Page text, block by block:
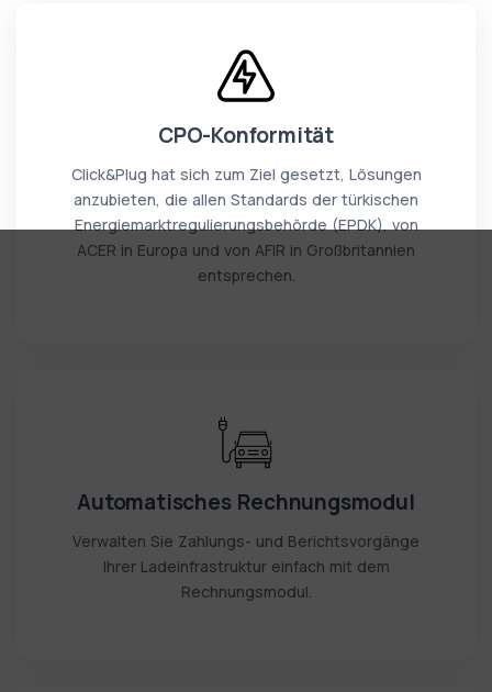
CPO-Konformität
Click&Plug hat sich zum Ziel gesetzt, Lösungen
anzubieten, die allen Standards der türkischen
Energiemarktregulierungsbehörde (EPDK), von
ACER in Europa und von AFIR in Großbritannien
entsprechen.
Automatisches Rechnungsmodul
Verwalten Sie Zahlungs- und Berichtsvorgänge
Ihrer Ladeinfrastruktur einfach mit dem
Rechnungsmodul.